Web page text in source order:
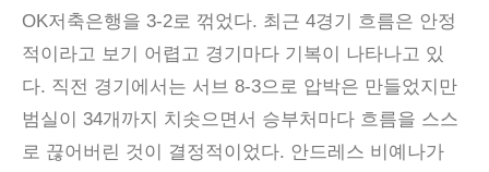
OK저축은행을 3-2로 꺾었다. 최근 4경기 흐름은 안정
적이라고 보기 어렵고 경기마다 기복이 나타나고 있
다. 직전 경기에서는 서브 8-3으로 압박은 만들었지만
범실이 34개까지 치솟으면서 승부처마다 흐름을 스스
로 끊어버린 것이 결정적이었다. 안드레스 비예나가